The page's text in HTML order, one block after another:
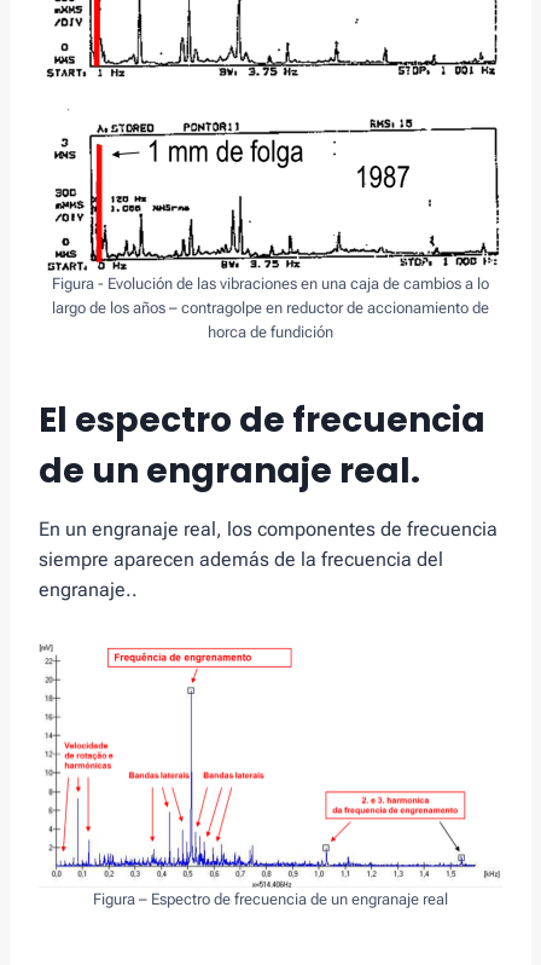
Figura - Evolución de las vibraciones en una caja de cambios a lo
largo de los años – contragolpe en reductor de accionamiento de
horca de fundición
El espectro de frecuencia
de un engranaje real.
En un engranaje real, los componentes de frecuencia
siempre aparecen además de la frecuencia del
engranaje..
Figura – Espectro de frecuencia de un engranaje real